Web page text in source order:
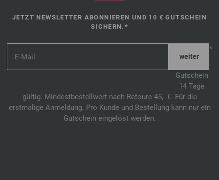
JETZT NEWSLETTER ABONNIEREN UND 10 € GUTSCHEIN
SICHERN.*
*
Gutschein
14 Tage
gültig. Mindestbestellwert nach Retoure 45,- €. Für die
erstmalige Anmeldung. Pro Kunde und Bestellung kann nur ein
Gutschein eingelöst werden.